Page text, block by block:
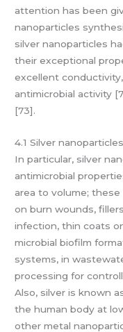
attention has been
nanoparticles
silver nanoparticles
their exceptional
excellent
antimicrobial activity
[73].
4.1 Silver
In particular, silver
antimicrobial
area to volume;
on burn wounds,
infection, thin coats
microbial biofilm
systems, in
processing for
Also, silver is known
the human body at
other metal